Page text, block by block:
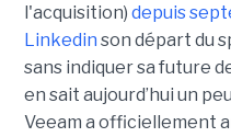
l'acquisition) depuis
Linkedin son départ du
sans indiquer sa future
en sait aujourd’hui un
Veeam a officiellement